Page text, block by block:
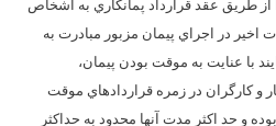
طريق عقد قرارداد پمانكاري به اشخاص
در اجراي پيمان مزبور مبادرت به
با عنايت به موقت بودن پيمان،
و كارگران در زمره قراردادهاي موقت